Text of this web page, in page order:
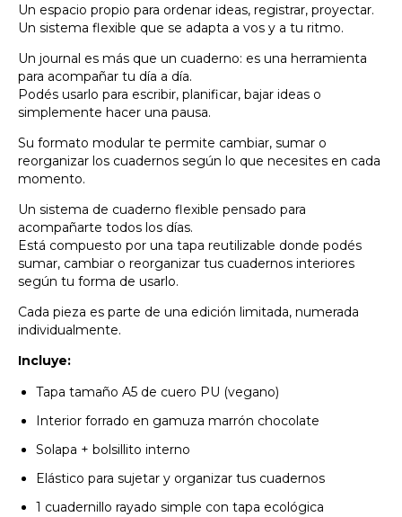
Un espacio propio para ordenar ideas, registrar, proyectar.
Un sistema flexible que se adapta a vos y a tu ritmo.
Un journal es más que un cuaderno: es una herramienta
para acompañar tu día a día.
Podés usarlo para escribir, planificar, bajar ideas o
simplemente hacer una pausa.
Su formato modular te permite cambiar, sumar o
reorganizar los cuadernos según lo que necesites en cada
momento.
Un sistema de cuaderno flexible pensado para
acompañarte todos los días.
Está compuesto por una tapa reutilizable donde podés
sumar, cambiar o reorganizar tus cuadernos interiores
según tu forma de usarlo.
Cada pieza es parte de una edición limitada, numerada
individualmente.
Incluye:
Tapa tamaño A5 de cuero PU (vegano)
Interior forrado en gamuza marrón chocolate
Solapa + bolsillito interno
Elástico para sujetar y organizar tus cuadernos
1 cuadernillo rayado simple con tapa ecológica